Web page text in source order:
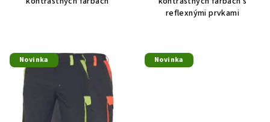
reflexnými prvkami
Novinka Novinka